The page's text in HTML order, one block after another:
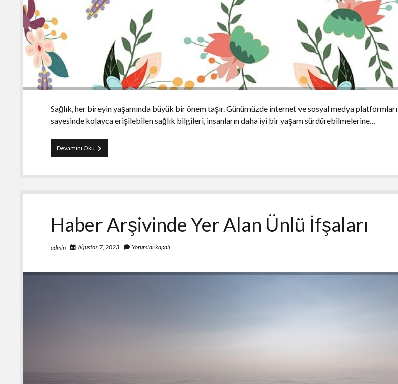
Sağlık, her bireyin yaşamında büyük bir önem taşır. Günümüzde internet ve sosyal medya platformları
sayesinde kolayca erişilebilen sağlık bilgileri, insanların daha iyi bir yaşam sürdürebilmelerine…
Devamını Oku Unutulan
Haber
İlginç
Tavsiyeleri
Haber Arşivinde Yer Alan Ünlü İfşaları
admin Ağustos 7, 2023 Yorumlar kapalı